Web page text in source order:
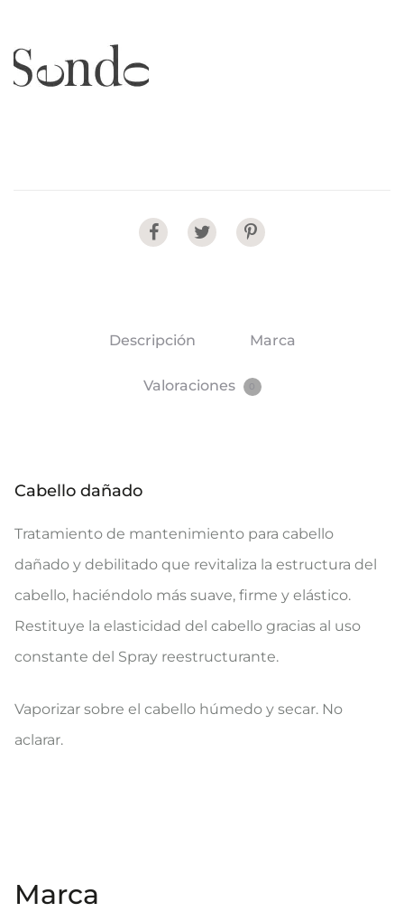
Share
Descripción Marca
Valoraciones
Cabello dañado
Tratamiento de mantenimiento para cabello
dañado y debilitado que revitaliza la estructura del
cabello, haciéndolo más suave, firme y elástico.
Restituye la elasticidad del cabello gracias al uso
constante del Spray reestructurante.
Vaporizar sobre el cabello húmedo y secar. No
aclarar.
Marca